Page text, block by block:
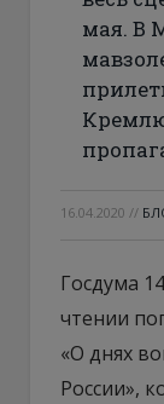
мая. В
16.04.2020 //
Госдума
чтении
«О днях
России»,